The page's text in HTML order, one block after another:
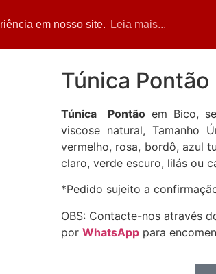
em nosso site. Leia mais...
Home Acessórios Blusas
Túnica Pontão
Túnica Pontão em Bico,
viscose natural, Tamanho
vermelho, rosa, bordô, azul
claro, verde escuro, lilás ou
*Pedido sujeito a
OBS: Contacte-nos através
por WhatsApp para